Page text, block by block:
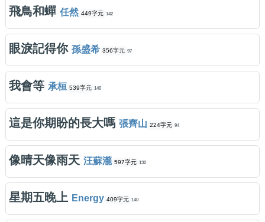
飛鳥和蟬 任然 449字元 142
眼淚記得你 孫盛希 356字元 97
我會等 承桓 539字元 140
這是你期盼的長大嗎 張齊山 224字元 94
像晴天像雨天 汪蘇瀧 597字元 132
星期五晚上 Energy 409字元 140